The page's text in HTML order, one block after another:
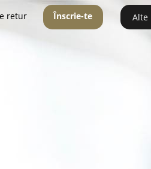
retur Înscrie-te Alte